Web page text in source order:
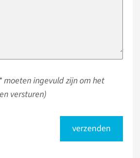
moeten ingevuld zijn om het
versturen)
verzenden